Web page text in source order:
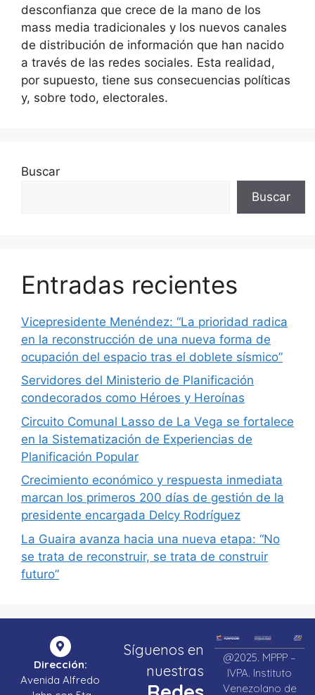
desconfianza que crece de la mano de los
mass media tradicionales y los nuevos canales
de distribución de información que han nacido
a través de las redes sociales. Esta realidad,
por supuesto, tiene sus consecuencias políticas
y, sobre todo, electorales.
Buscar
Buscar
Entradas recientes
Vicepresidente Menéndez: “La prioridad radica
en la reconstrucción de una nueva forma de
ocupación del espacio tras el doblete sísmico”
Servidores del Ministerio de Planificación
condecorados como Héroes y Heroínas
Circuito Comunal Lasso de La Vega se fortalece
en la Sistematización de Experiencias de
Planificación Popular
Crecimiento económico y respuesta inmediata
marcan los primeros 200 días de gestión de la
presidente encargada Delcy Rodríguez
La Guaira avanza hacia una nueva etapa: “No
se trata de reconstruir, se trata de construir
futuro”
Dirección:
Avenida Alfredo
Síguenos en
nuestras
@2025. MPPP –
IVPA. Instituto
Venezolano de